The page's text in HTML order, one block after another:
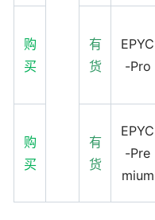
购
买
有
货
EPYC
-Pro
购
买
有
货
EPYC
-Pre
mium